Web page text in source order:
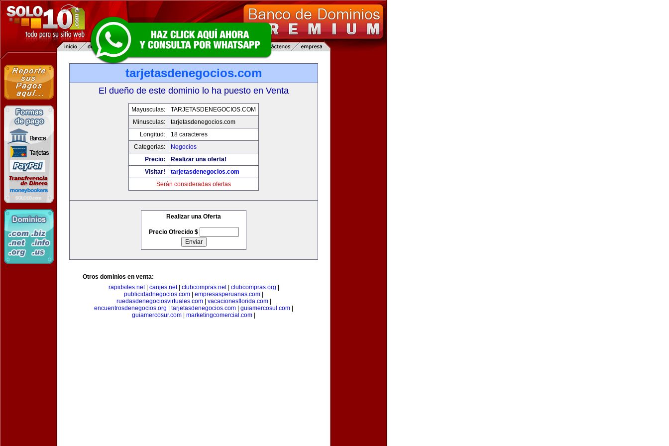
tarjetasdenegocios.com
El dueño de este dominio lo ha puesto en Venta
Mayusculas:
TARJETASDENEGOCIOS.COM
Minusculas:
tarjetasdenegocios.com
Longitud:
18 caracteres
Categorias:
Negocios
Precio:
Realizar una oferta!
Visitar!
tarjetasdenegocios.com
Serán consideradas ofertas
Realizar una Oferta
Precio Ofrecido $
Otros dominios en venta:
rapidsites.net| canjes.net| clubcompras.net| clubcompras.org
publicidadnegocios.com
empresasperuanas.com
ruedasdenegociosvirtuales.com| vacacionesflorida.com|
encuentrosdenegocios.org
tarjetasdenegocios.com guiamercosul.com
guiamercosur.com
marketingcomercial.com